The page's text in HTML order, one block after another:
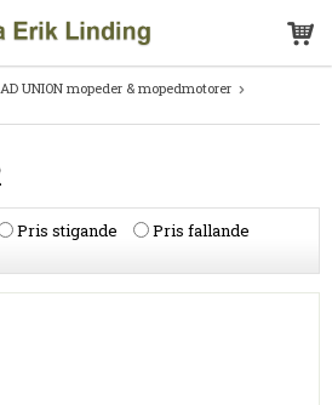
UNION mopeder & mopedmotorer
Pris stigande
Pris fallande